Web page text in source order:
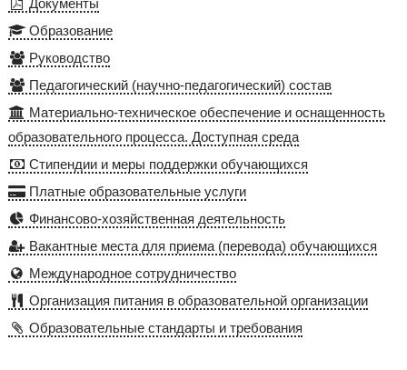
Образование
Руководство
Педагогический (научно-педагогический) состав
Материально-техническое обеспечение и оснащенность
образовательного процесса. Доступная среда
Стипендии и меры поддержки обучающихся
Платные образовательные услуги
Финансово-хозяйственная деятельность
Вакантные места для приема (перевода) обучающихся
Международное сотрудничество
Организация питания в образовательной организации
Образовательные стандарты и требования